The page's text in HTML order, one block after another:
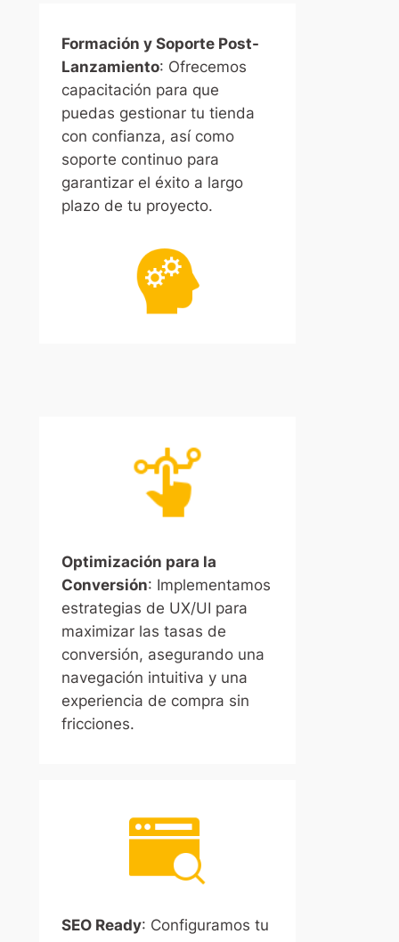
Formación y Soporte Post-
Lanzamiento: Ofrecemos
capacitación para que
puedas gestionar tu tienda
con confianza, así como
soporte continuo para
garantizar el éxito a largo
plazo de tu proyecto.
Optimización para la
Conversión: Implementamos
estrategias de UX/UI para
maximizar las tasas de
conversión, asegurando una
navegación intuitiva y una
experiencia de compra sin
fricciones.
SEO Ready: Configuramos tu